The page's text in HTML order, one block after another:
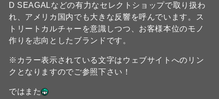
D SEAGALなどの有力なセレクトショップで取り扱わ
れ、アメリカ国内でも大きな反響を呼んでいます。ス
トリートカルチャーを意識しつつ、お客様本位のモノ
作りを志向としたブランドです。
※カラー表示されている文字はウェブサイトへのリン
クとなりますのでご参照下さい！
ではまた